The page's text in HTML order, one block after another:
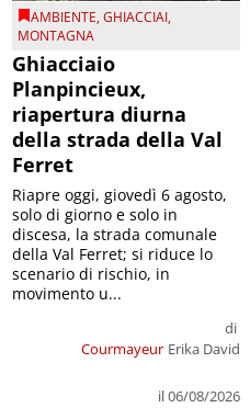
AMBIENTE,GHIACCIAI,
MONTAGNA
Ghiacciaio
Planpincieux,
riapertura diurna
della strada della Val
Ferret
Courmayeur
di
Erika David
il 06/08/2026
Riapre oggi, giovedì 6 agosto,
solo di giorno e solo in
discesa, la strada comunale
della Val Ferret; si riduce lo
scenario di rischio, in
movimento u...